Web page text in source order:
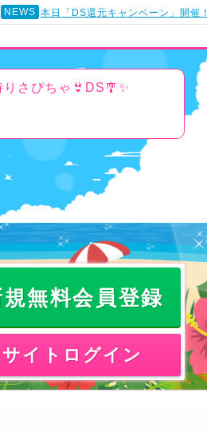
NEWS 本日「DS還元キャンペーン」開催！
りさぴちゃ👙DS🎐✨
規無料会員登録
サイトログイン